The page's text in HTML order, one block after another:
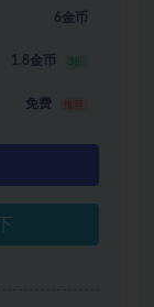
6金币
1.8金币 3折
免费